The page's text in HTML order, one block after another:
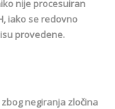
nije procesuiran
iako se redovno
provedene.
negiranja zločina